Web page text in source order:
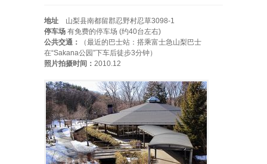
地址 山梨县南都留郡忍野村忍草3098-1
停车场 有免费的停车场 (约40台左右)
公共交通：
（最近的巴士站：搭乘富士急山梨巴士
在“Sakana公园”下车后徒步3分钟）
照片拍摄时间： 2010.12